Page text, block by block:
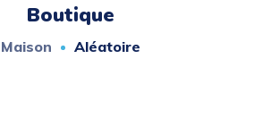
Boutique
Maison Aléatoire